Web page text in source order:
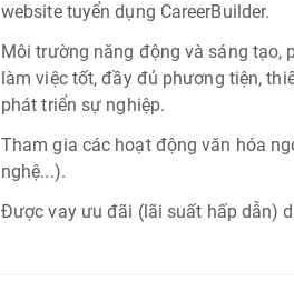
website tuyển dụng CareerBuilder.
Môi trường năng động và sáng tạo,
làm việc tốt, đầy đủ phương tiện,
phát triển sự nghiệp.
Tham gia các hoạt động văn hóa
nghệ...).
Được vay ưu đãi (lãi suất hấp dẫn)